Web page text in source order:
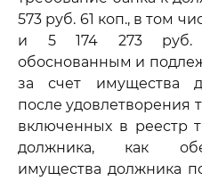
573 руб. 61 коп., в том
и 5 174 273 руб.
обоснованным и
за счет имущества
после удовлетворения
включенных в реестр
должника, как
имущества должника